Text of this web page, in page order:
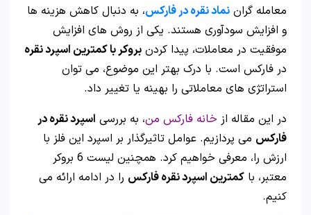
معامله گران نماد نقره در فارکس، به دنبال کاهش هزینه ها
و افزایش سودآوری هستند. یکی از روش های افزایش
موفقیت در معاملات، پیدا کردن بروکر با کمترین اسپرد نقره
در فارکس است. با درک بهتر این موضوع، می توان
استراتژی های معاملاتی را بهینه یا تغییر داد.
در این مقاله از خانه فارکس من، به بررسی اسپرد نقره در
فارکس می پردازیم. عوامل تاثیرگذار بر اسپرد این فلز با
ارزش را، معرفی خواهیم کرد. همچنین لیست 6 بروکر
معتبر، با کمترین اسپرد نقره فارکس را در ادامه ارائه می
کنیم.